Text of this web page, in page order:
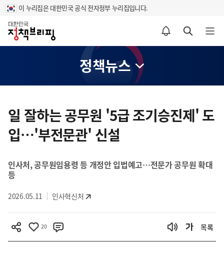
이 누리집은 대한민국 공식 전자정부 누리집입니다.
홈
알림설정 바로가기 검색 바로가기 메뉴 열기
정책뉴스
텐
영
일 잘하는 공무원 '5급 조기승진제' 도
입…'부전문관' 신설
인사처, 공무원임용령 등 개정안 입법예고…전문가 공무원 확대
등
2026.05.11 인사혁신처
20 목록